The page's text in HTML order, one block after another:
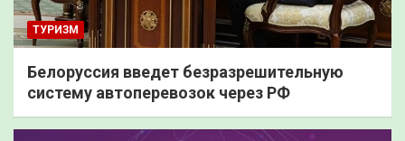
ТУРИЗМ
Белоруссия введет безразрешительную
систему автоперевозок через РФ